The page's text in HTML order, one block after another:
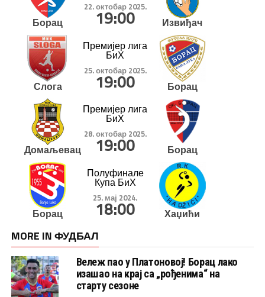
Борац
22. октобар 2025.
19:00 Извиђач
Слога
Премијер лига
БиХ
25. октобар 2025.
19:00 Борац
Домаљевац
Премијер лига
БиХ
28. октобар 2025.
19:00 Борац
Борац
Полуфинале
Купа БиХ
25. мај 2024.
18:00 Хаџићи
MORE IN ФУДБАЛ
Вележ пао у Платоновој! Борац лако
изашао на крај са „рођенима“ на
старту сезоне